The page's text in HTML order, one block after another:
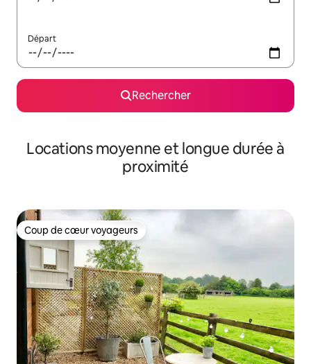
Départ
Rechercher
Locations moyenne et longue durée à
proximité
Coup de cœur voyageurs
Coup de cœur voyageurs